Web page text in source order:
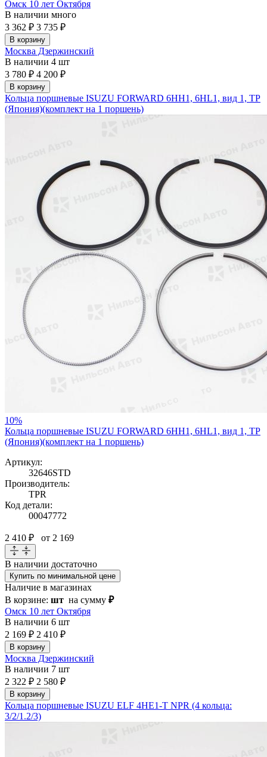
Омск 10 лет Октября
В наличии много
3 362 ₽ 3 735 ₽
В корзину
Москва Дзержинский
В наличии 4 шт
3 780 ₽ 4 200 ₽
В корзину
Кольца поршневые ISUZU FORWARD 6HH1, 6HL1, вид 1, TP
(Япония)(комплект на 1 поршень)
10%
Кольца поршневые ISUZU FORWARD 6HH1, 6HL1, вид 1, TP
(Япония)(комплект на 1 поршень)
Артикул:
32646STD
Производитель:
TPR
Код детали:
00047772
2 410 ₽ от 2 169
В наличии достаточно
Купить по минимальной цене
Наличие в магазинах
В корзине: шт на сумму ₽
Омск 10 лет Октября
В наличии 6 шт
2 169 ₽ 2 410 ₽
В корзину
Москва Дзержинский
В наличии 7 шт
2 322 ₽ 2 580 ₽
В корзину
Кольца поршневые ISUZU ELF 4HE1-T NPR (4 кольца:
3/2/1.2/3)